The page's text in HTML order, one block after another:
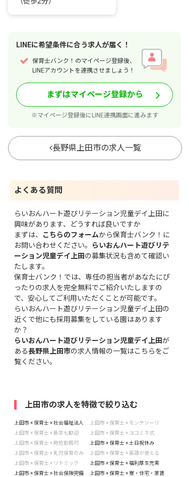
LINEに希望条件に合う求人が届く！
保育士バンク！のマイページ登録後、
LINEアカウントを連携させましょう！
まずはマイページ登録から
※マイページ登録後にLINE連携画面に進みます
長野県上田市の求人一覧
よくある質問
らいおんハート遊びリテーション児童デイ上田に
興味があります、どうすれば良いですか
まずは、
こちらのフォームから保育士バンク！に
お問い合わせください。
らいおんハート遊びリテ
ーション児童デイ上田 の募集状況も含めて確認い
たします。
保育士バンク！では、専任の担当者があなたにぴ
ったりの求人を完全無料でご紹介いたしますの
で、安心してご利用いただくことが可能です。
らいおんハート遊びリテーション児童デイ上田の
近くで他にも採用募集をしている園はあります
か？
らいおんハート遊びリテーション児童デイ上田が
ある長野県上田市の求人情報の一覧はこちらをご
覧ください。
上田市の求人を特徴で絞り込む
上田市 × 保育士 × 社会福祉法人
上田市 × 保育士 × モンテソーリ
上田市 × 保育士 × 新卒も歓迎
上田市 × 保育士 × ヨコミネ式
上田市 × 保育士 × 時短勤務可
上田市 × 保育士 × 土日祝休み
上田市 × 保育士 × 乳児保育のみ
上田市 × 保育士 × 英語が使える
上田市 × 保育士 × リトミック
上田市 × 保育士 × 福利厚生充実
上田市 × 保育士 × 社会保険完備
上田市 × 保育士 × 寮・住宅・家賃